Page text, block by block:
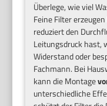
Überlege, wie viel
Feine Filter
reduziert den
Leitungsdruck hast,
Widerstand oder
Fachmann. Bei
kann die Montage
unterschiedliche